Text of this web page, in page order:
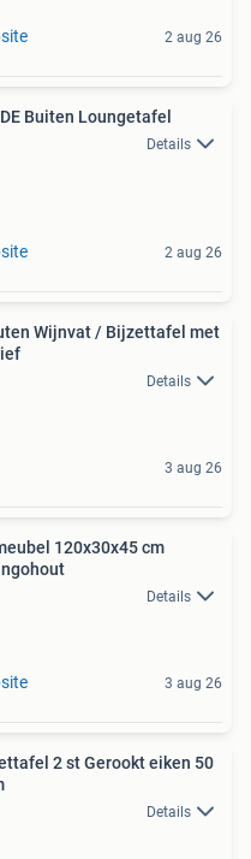
2 aug 26
Buiten Loungetafel
Details
2 aug 26
Wijnvat / Bijzettafel met
Details
3 aug 26
120x30x45 cm
Details
3 aug 26
2 st Gerookt eiken 50
Details